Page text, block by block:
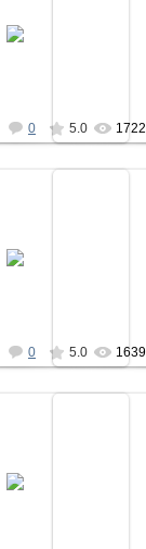
0 5.0 1722
0 5.0 1639